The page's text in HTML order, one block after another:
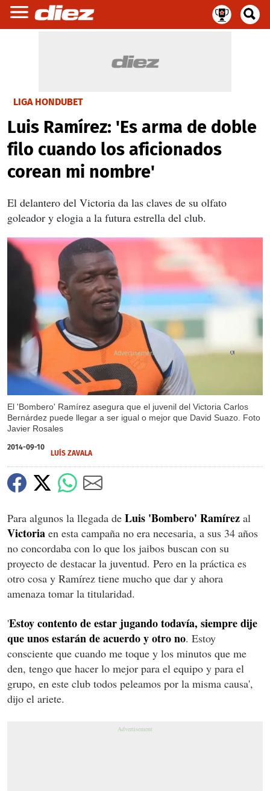
LIGA HONDUBET
Luis Ramírez: 'Es arma de doble
filo cuando los aficionados
corean mi nombre'
El delantero del Victoria da las claves de su olfato
goleador y elogia a la futura estrella del club.
El 'Bombero' Ramírez asegura que el juvenil del Victoria Carlos
Bernárdez puede llegar a ser igual o mejor que David Suazo. Foto
Javier Rosales
X
2014-09-10
LUÍS ZAVALA
Para algunos la llegada de Luis 'Bombero' Ramírez al
Victoria en esta campaña no era necesaria, a sus 34 años
no concordaba con lo que los jaibos buscan con su
proyecto de destacar la juventud. Pero en la práctica es
otro cosa y Ramírez tiene mucho que dar y ahora
amenaza tomar la titularidad.
'Estoy contento de estar jugando todavía, siempre dije
que unos estarán de acuerdo y otro no. Estoy
consciente que cuando me toque y los minutos que me
den, tengo que hacer lo mejor para el equipo y para el
grupo, en este club todos peleamos por la misma causa',
dijo el ariete.